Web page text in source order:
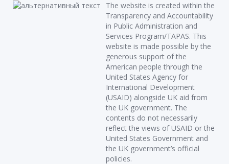
The website is created within the
Transparency and Accountability
in Public Administration and
Services Program/TAPAS. This
website is made possible by the
generous support of the
American people through the
United States Agency for
International Development
(USAID) alongside UK aid from
the UK government. The
contents do not necessarily
reflect the views of USAID or the
United States Government and
the UK government’s official
policies.